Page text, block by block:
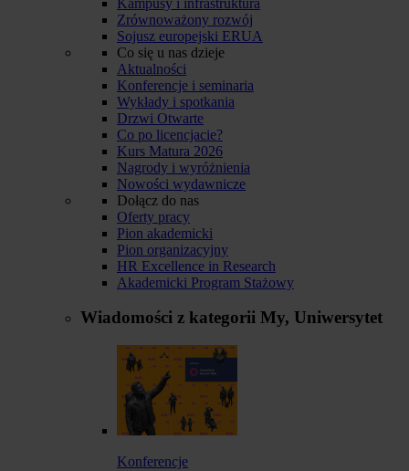
Zrównoważony rozwój
Sojusz europejski ERUA
Co się u nas dzieje
Aktualności
Konferencje i seminaria
Wykłady i spotkania
Drzwi Otwarte
Co po licencjacie?
Kurs Matura 2026
Nagrody i wyróżnienia
Nowości wydawnicze
Dołącz do nas
Oferty pracy
Pion akademicki
Pion organizacyjny
HR Excellence in Research
Akademicki Program Stażowy
Wiadomości z kategorii My, Uniwersytet
Konferencje